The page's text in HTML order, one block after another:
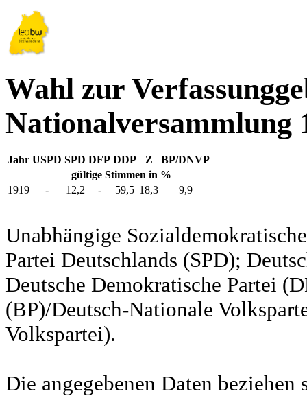
Wahl zur
Nationalversammlung
Jahr USPD SPD DFP DDP Z
BP/DNVP
gültige Stimmen in %
1919
- 12,2 - 59,5 18,3 9,9
Unabhängige
Partei Deutschlands (SPD);
Deutsche Demokratische Partei
(BP)/Deutsch-Nationale
Volkspartei).
Die angegebenen Daten